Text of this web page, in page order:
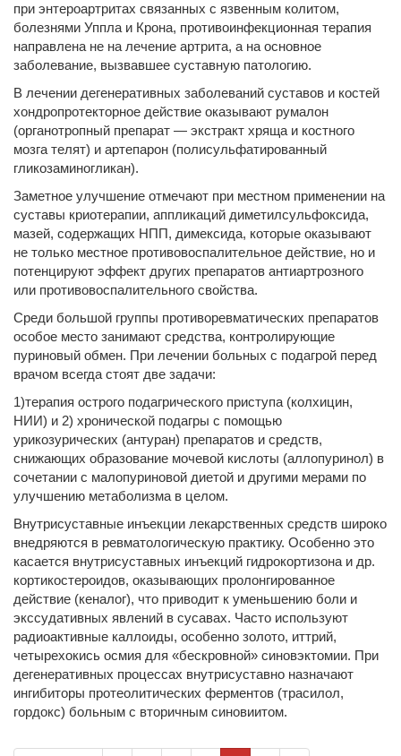
при энтероартритах связанных с язвенным колитом,
болезнями Уппла и Крона, противоинфекционная терапия
направлена не на лечение артрита, а на основное
заболевание, вызвавшее суставную патологию.
В лечении дегенеративных заболеваний суставов и костей
хондропротекторное действие оказывают румалон
(органотропный препарат — экстракт хряща и костного
мозга телят) и артепарон (полисульфатированный
гликозаминогликан).
Заметное улучшение отмечают при местном применении на
суставы криотерапии, аппликаций диметилсульфоксида,
мазей, содержащих НПП, димексида, которые оказывают
не только местное противовоспалительное действие, но и
потенцируют эффект других препаратов антиартрозного
или противовоспалительного свойства.
Среди большой группы противоревматических препаратов
особое место занимают средства, контролирующие
пуриновый обмен. При лечении больных с подагрой перед
врачом всегда стоят две задачи:
1)терапия острого подагрического приступа (колхицин,
НИИ) и 2) хронической подагры с помощью
урикозурических (антуран) препаратов и средств,
снижающих образование мочевой кислоты (аллопуринол) в
сочетании с малопуриновой диетой и другими мерами по
улучшению метаболизма в целом.
Внутрисуставные инъекции лекарственных средств широко
внедряются в ревматологическую практику. Особенно это
касается внутрисуставных инъекций гидрокортизона и др.
кортикостероидов, оказывающих пролонгированное
действие (кеналог), что приводит к уменьшению боли и
экссудативных явлений в сусавах. Часто используют
радиоактивные каллоиды, особенно золото, иттрий,
четырехокись осмия для «бескровной» синовэктомии. При
дегенеративных процессах внутрисуставно назначают
ингибиторы протеолитических ферментов (трасилол,
гордокс) больным с вторичным синовиитом.